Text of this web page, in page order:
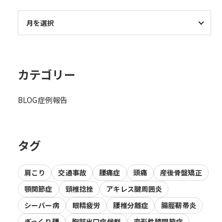
カテゴリー
BLOG症例報告
タグ
肩こり 交通事故 腰痛症 頭痛
産後骨盤矯正
顎関節症
頸椎捻挫
アキレス腱周囲炎
シーバー病
眼精疲労 腰椎分離症
腸脛靭帯炎